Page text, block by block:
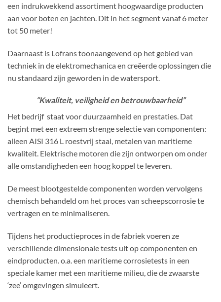
een indrukwekkend assortiment hoogwaardige producten
aan voor boten en jachten. Dit in het segment vanaf 6 meter
tot 50 meter!
Daarnaast is Lofrans toonaangevend op het gebied van
techniek in de elektromechanica en creëerde oplossingen die
nu standaard zijn geworden in de watersport.
“Kwaliteit, veiligheid en betrouwbaarheid”
Het bedrijf staat voor duurzaamheid en prestaties. Dat
begint met een extreem strenge selectie van componenten:
alleen AISI 316 L roestvrij staal, metalen van maritieme
kwaliteit. Elektrische motoren die zijn ontworpen om onder
alle omstandigheden een hoog koppel te leveren.
De meest blootgestelde componenten worden vervolgens
chemisch behandeld om het proces van scheepscorrosie te
vertragen en te minimaliseren.
Tijdens het productieproces in de fabriek voeren ze
verschillende dimensionale tests uit op componenten en
eindproducten. o.a. een maritieme corrosietests in een
speciale kamer met een maritieme milieu, die de zwaarste
‘zee’ omgevingen simuleert.